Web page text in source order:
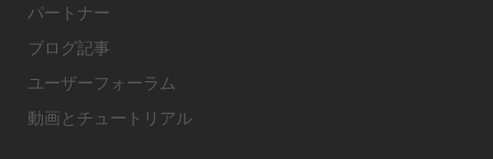
パートナー
ブログ記事
ユーザーフォーラム
動画とチュートリアル